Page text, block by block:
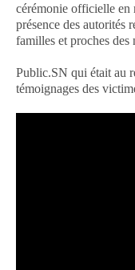
cérémonie officielle en
présence des autorités
familles et proches des
Public.SN qui était au
témoignages des